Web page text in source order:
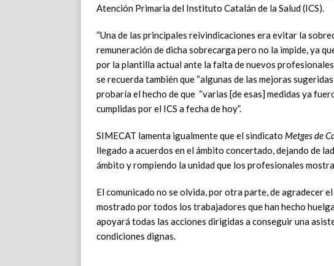
Atención Primaria del Instituto Catalán de la Salud (ICS).
“Una de las principales reivindicaciones era evitar la
remuneración de dicha sobrecarga pero no la impide, ya
por la plantilla actual ante la falta de nuevos
se recuerda también que “algunas de las mejoras
probaría el hecho de que “varias [de esas] medidas ya
cumplidas por el ICS a fecha de hoy”.
SIMECAT lamenta igualmente que el sindicato Metges de
llegado a acuerdos en el ámbito concertado, dejando de
ámbito y rompiendo la unidad que los profesionales
El comunicado no se olvida, por otra parte, de agradecer
mostrado por todos los trabajadores que han hecho
apoyará todas las acciones dirigidas a conseguir una
condiciones dignas.